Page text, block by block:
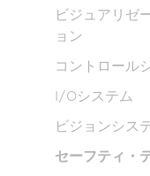
ビジュアリゼ
ョン
コントロール
I/Oシステム
ビジョンシス
セーフティ・